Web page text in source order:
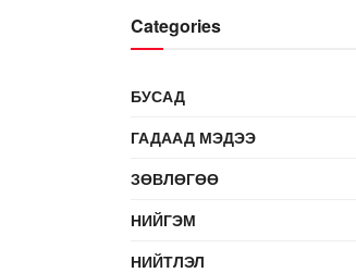
Categories
БУСАД
ГАДААД МЭДЭЭ
ЗӨВЛӨГӨӨ
НИЙГЭМ
НИЙТЛЭЛ